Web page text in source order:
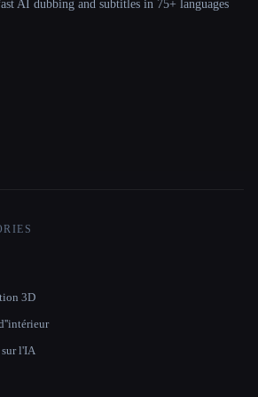
AI dubbing and subtitles in 75+ languages
3D
l'IA